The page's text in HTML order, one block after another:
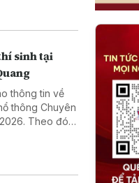
sinh tại
thông tin về
thông Chuyên
Theo đó,